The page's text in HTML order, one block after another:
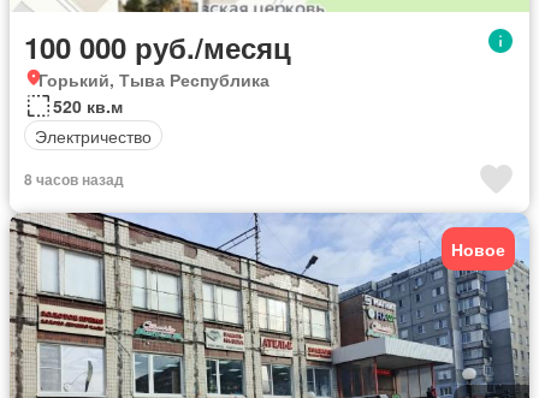
100 000 руб./месяц
Горький, Тыва Республика
520 кв.м
Электричество
8 часов назад
Новое